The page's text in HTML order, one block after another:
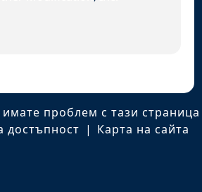
проблем с тази страница
достъпност | Карта на сайта